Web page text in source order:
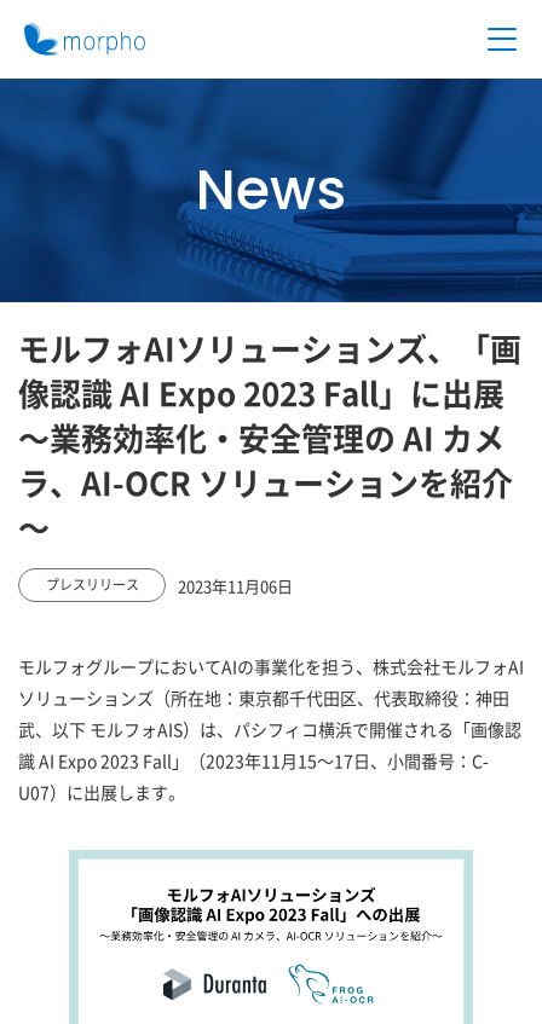
News
モルフォAIソリューションズ、「画
像認識 AI Expo 2023 Fall」に出展
～業務効率化・安全管理の AI カメ
ラ、AI-OCR ソリューションを紹介
～
プレスリリース 2023年11月06日
モルフォグループにおいてAIの事業化を担う、株式会社モルフォAI
ソリューションズ（所在地：東京都千代田区、代表取締役：神田
武、以下 モルフォAIS）は、パシフィコ横浜で開催される「画像認
識 AI Expo 2023 Fall」（2023年11月15～17日、小間番号：C-
U07）に出展します。